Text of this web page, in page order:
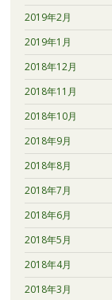
2019年2月
2019年1月
2018年12月
2018年11月
2018年10月
2018年9月
2018年8月
2018年7月
2018年6月
2018年5月
2018年4月
2018年3月